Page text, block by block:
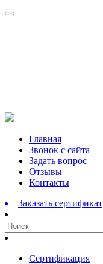
Перейти
содержимому
Главная
Звонок с сайта
Задать вопрос
Отзывы
Контакты
Заказать сертификат
Сертификация